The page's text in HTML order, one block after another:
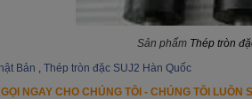
Sản phẩm Thép tròn
Bản , Thép tròn đặc SUJ2 Hàn Quốc
NGAY CHO CHÚNG TÔI - CHÚNG TÔI LUÔN